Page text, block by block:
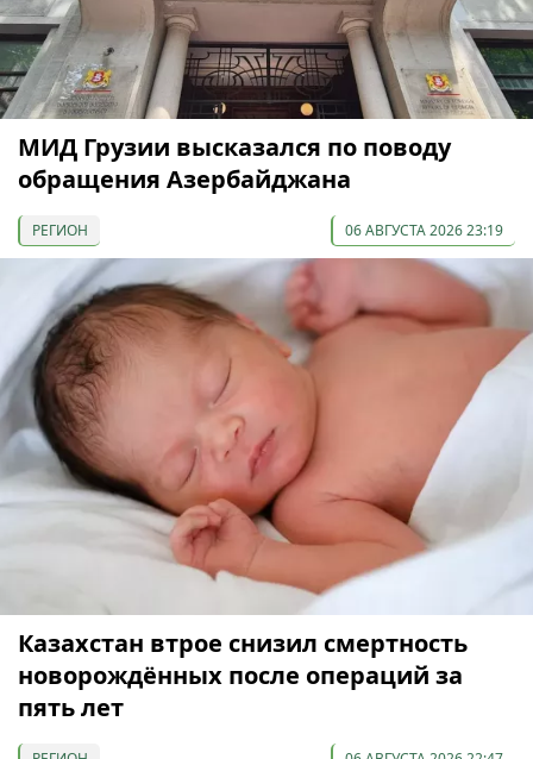
МИД Грузии высказался по поводу
обращения Азербайджана
РЕГИОН 06 АВГУСТА 2026 23:19
Казахстан втрое снизил смертность
новорождённых после операций за
пять лет